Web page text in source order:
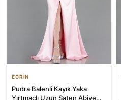
ECRİN
Pudra Balenli Kayık Yaka
Yırtmaçlı Uzun Saten Abiye